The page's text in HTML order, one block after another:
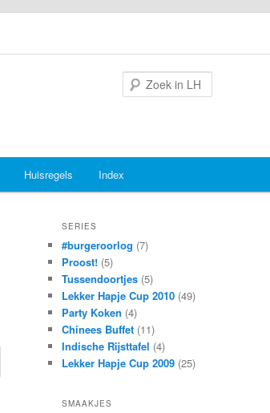
Huisregels Index
SERIES
#burgeroorlog (7)
Proost! (5)
Tussendoortjes (5)
Lekker Hapje Cup 2010 (49)
Party Koken (4)
Chinees Buffet (11)
Indische Rijsttafel (4)
Lekker Hapje Cup 2009 (25)
SMAAKJES